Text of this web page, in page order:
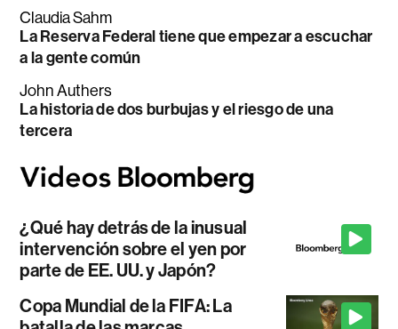
Claudia Sahm
La Reserva Federal tiene que empezar a escuchar
a la gente común
John Authers
La historia de dos burbujas y el riesgo de una
tercera
¿Qué hay detrás de la inusual
intervención sobre el yen por
parte de EE. UU. y Japón?
Copa Mundial de la FIFA: La